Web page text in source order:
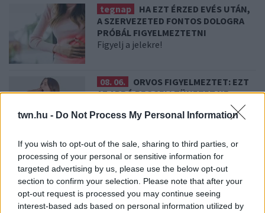
twn.hu - Do Not Process My Personal Information
If you wish to opt-out of the sale, sharing to third parties, or
processing of your personal or sensitive information for
targeted advertising by us, please use the below opt-out
section to confirm your selection. Please note that after your
opt-out request is processed you may continue seeing
interest-based ads based on personal information utilized by
tegnap
HA EZT ÉRZED EVÉS UTÁN,
A SZERVEZETED FONTOS DOLOGRA
PRÓBÁL FIGYELMEZTETNI
Figyelj a jelekre!
08. 06.
ORVOS FIGYELMEZTET: EZT
AZ APRÓ REGGELI TÜNETET NE
Fontos!
08. 05.
EZÉRT PÁRÁSODIK BE
ÁLLANDÓAN AZ ABLAK – EGYSZERŰBB
A MEGOLDÁS, MINT GONDOLNÁD
Villámgyors megoldás